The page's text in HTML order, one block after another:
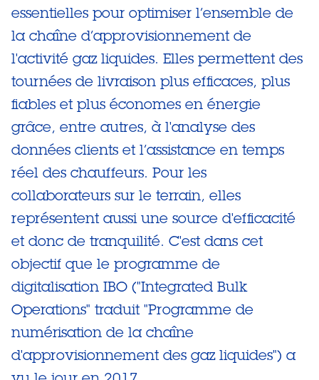
essentielles pour optimiser l’ensemble de
la chaîne d’approvisionnement de
l'activité gaz liquides. Elles permettent des
tournées de livraison plus efficaces, plus
fiables et plus économes en énergie
grâce, entre autres, à l'analyse des
données clients et l’assistance en temps
réel des chauffeurs. Pour les
collaborateurs sur le terrain, elles
représentent aussi une source d'efficacité
et donc de tranquilité. C'est dans cet
objectif que le programme de
digitalisation IBO ("Integrated Bulk
Operations" traduit "Programme de
numérisation de la chaîne
d'approvisionnement des gaz liquides") a